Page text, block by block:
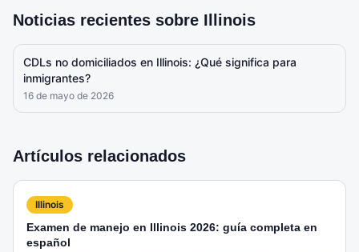
Noticias recientes sobre Illinois
CDLs no domiciliados en Illinois: ¿Qué significa para
inmigrantes?
16 de mayo de 2026
Artículos relacionados
Illinois
Examen de manejo en Illinois 2026: guía completa en
español